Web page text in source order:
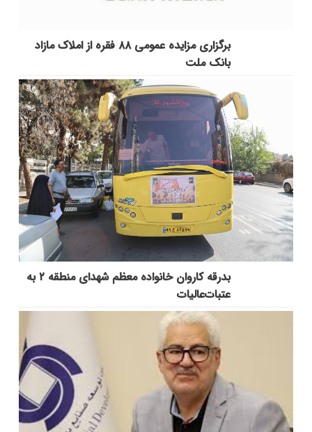
برگزاری مزایده عمومی ۸۸ فقره از املاک مازاد
بانک ملت
بدرقه کاروان خانواده معظم شهدای منطقه ۲ به
عتبات‌عالیات